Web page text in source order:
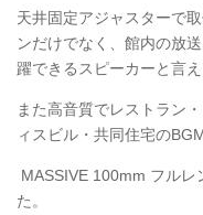
天井固定アジャスターで
ンだけでなく、館内の放
躍できるスピーカーと言え
また高音質でレストラン
ィスビル・共同住宅の
MASSIVE 100mm フルレ
た。